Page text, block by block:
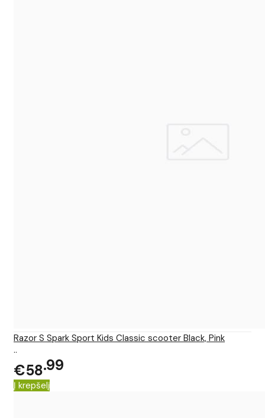
Razor S Spark Sport Kids Classic scooter Black, Pink
..
€58 99
Į krepšelį